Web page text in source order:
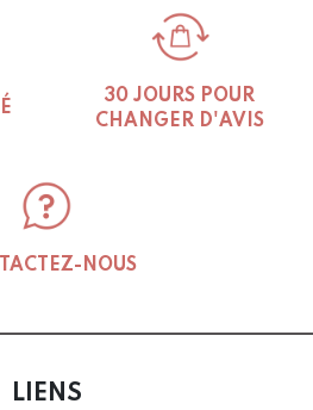
30 JOURS POUR
CHANGER D'AVIS
NOUS
LIENS